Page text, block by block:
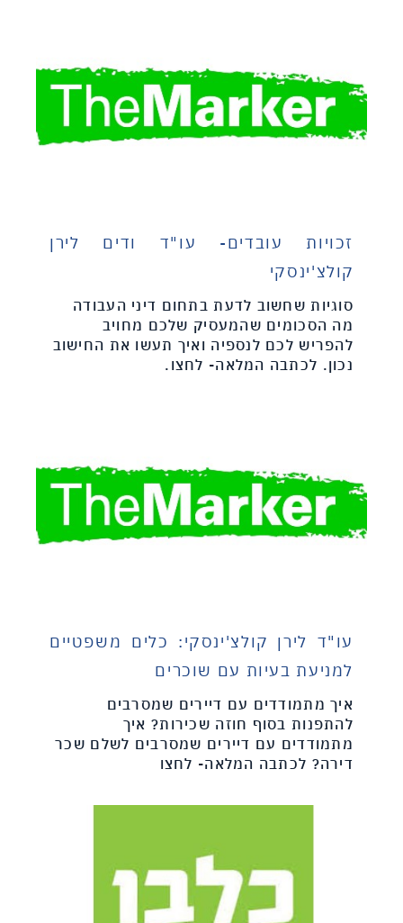
זכויות עובדים- עו"ד ודים לירן
קולצ'ינסקי
סוגיות שחשוב לדעת בתחום דיני העבודה
מה הסכומים שהמעסיק שלכם מחויב
להפריש לכם לנספיה ואיך תעשו את החישוב
נכון. לכתבה המלאה- לחצו.
עו"ד לירן קולצ'ינסקי: כלים משפטיים
למניעת בעיות עם שוכרים
איך מתמודדים עם דיירים שמסרבים
להתפנות בסוף חוזה שכירות? איך
מתמודדים עם דיירים שמסרבים לשלם שכר
דירה? לכתבה המלאה- לחצו